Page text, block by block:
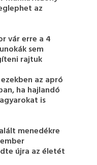
az
vár erre a 4
sem
rajtuk
az apró
ha hajlandó
is
menedékre
újra az életét